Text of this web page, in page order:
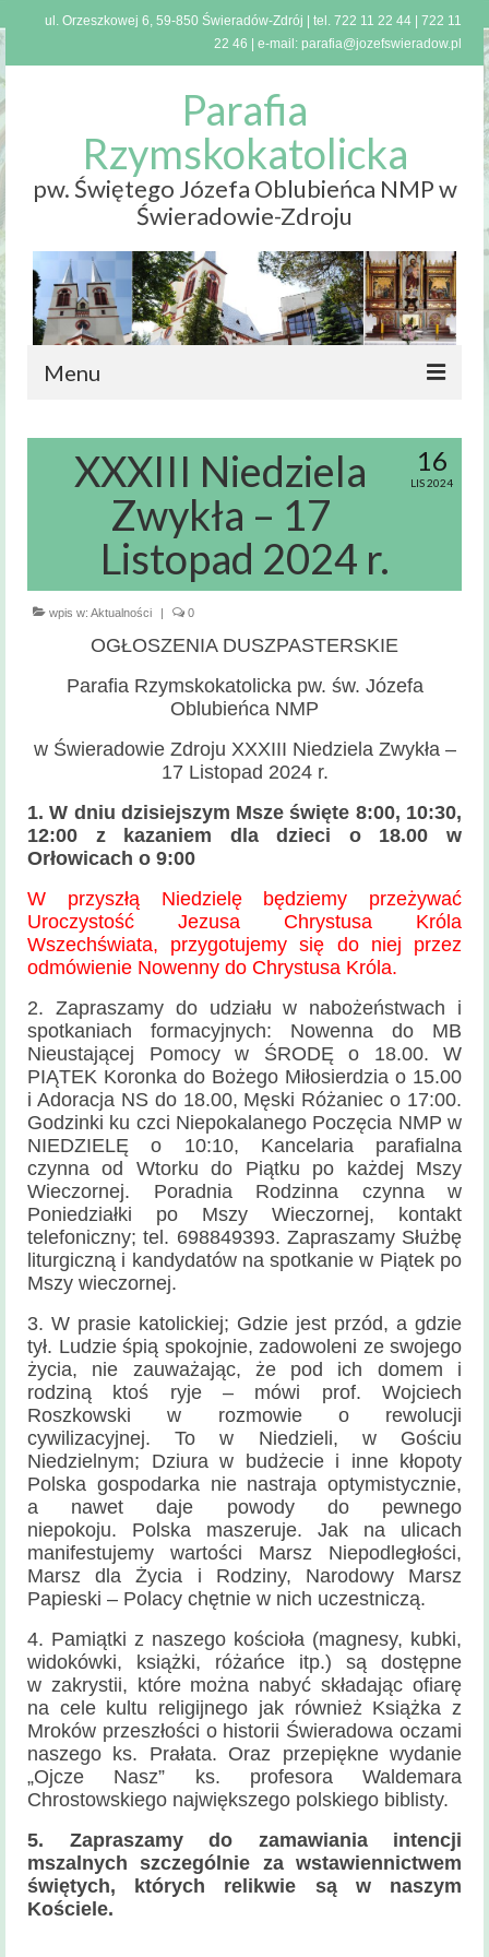
ul. Orzeszkowej 6, 59-850 Świeradów-Zdrój | tel. 722 11 22 44
722 11
22 46 | e-mail: parafia@jozefswieradow.pl
Parafia
Rzymskokatolicka
pw. Świętego Józefa Oblubieńca NMP w
Świeradowie-Zdroju
Menu
główna
Msze święte
i nabożeństwa
Kancelaria
Parafialna
Święte
Sakrament Chrztu
Sakrament Bierzmowania
Sakrament Małżeństwa
Sakrament chorych
Zakres
terytorialny
parafii
Kontakt
KAMERA
16
LIS 2024
XXXIII Niedziela
Zwykła – 17
Listopad 2024 r.
wpis w: Aktualności 0
OGŁOSZENIA DUSZPASTERSKIE
Parafia Rzymskokatolicka pw. św. Józefa
Oblubieńca NMP
w Świeradowie Zdroju XXXIII Niedziela Zwykła –
17 Listopad 2024 r.
1. W dniu dzisiejszym Msze święte 8:00, 10:30,
12:00 z kazaniem dla dzieci o 18.00 w
Orłowicach o 9:00
W przyszłą Niedzielę będziemy przeżywać
Uroczystość Jezusa Chrystusa Króla
Wszechświata, przygotujemy się do niej przez
odmówienie Nowenny do Chrystusa Króla.
2. Zapraszamy do udziału w nabożeństwach i
spotkaniach formacyjnych: Nowenna do MB
Nieustającej Pomocy w ŚRODĘ o 18.00. W
PIĄTEK Koronka do Bożego Miłosierdzia o 15.00
i Adoracja NS do 18.00, Męski Różaniec o 17:00.
Godzinki ku czci Niepokalanego Poczęcia NMP w
NIEDZIELĘ o 10:10, Kancelaria parafialna
czynna od Wtorku do Piątku po każdej Mszy
Wieczornej. Poradnia Rodzinna czynna w
Poniedziałki po Mszy Wieczornej, kontakt
telefoniczny; tel. 698849393. Zapraszamy Służbę
liturgiczną i kandydatów na spotkanie w Piątek po
Mszy wieczornej.
3. W prasie katolickiej; Gdzie jest przód, a gdzie
tył. Ludzie śpią spokojnie, zadowoleni ze swojego
życia, nie zauważając, że pod ich domem i
rodziną ktoś ryje – mówi prof. Wojciech
Roszkowski w rozmowie o rewolucji
cywilizacyjnej. To w Niedzieli, w Gościu
Niedzielnym; Dziura w budżecie i inne kłopoty
Polska gospodarka nie nastraja optymistycznie,
a nawet daje powody do pewnego
niepokoju. Polska maszeruje. Jak na ulicach
manifestujemy wartości Marsz Niepodległości,
Marsz dla Życia i Rodziny, Narodowy Marsz
Papieski – Polacy chętnie w nich uczestniczą.
4. Pamiątki z naszego kościoła (magnesy, kubki,
widokówki, książki, różańce itp.) są dostępne
w zakrystii, które można nabyć składając ofiarę
na cele kultu religijnego jak również Książka z
Mroków przeszłości o historii Świeradowa oczami
naszego ks. Prałata. Oraz przepiękne wydanie
„Ojcze Nasz” ks. profesora Waldemara
Chrostowskiego największego polskiego biblisty.
5. Zapraszamy do zamawiania intencji
mszalnych szczególnie za wstawiennictwem
świętych, których relikwie są w naszym
Kościele.